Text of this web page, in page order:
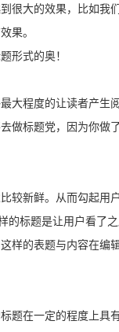
很大的效果，比如我
果。
形式的奥！
大程度的让读者产生
做标题党，因为你做
较新鲜。从而勾起用
标题是让用户看了
样的表题与内容在编
题在一定的程度上具